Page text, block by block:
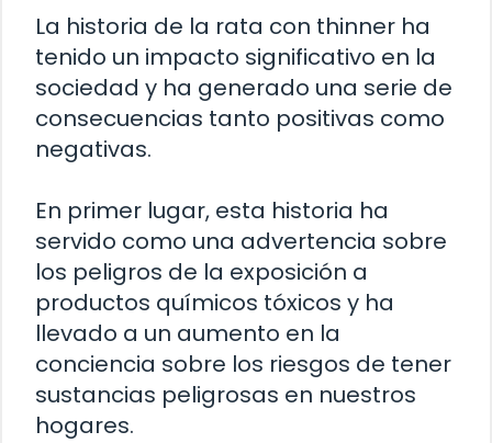
La historia de la rata con thinner ha
tenido un impacto significativo en la
sociedad y ha generado una serie de
consecuencias tanto positivas como
negativas.
En primer lugar, esta historia ha
servido como una advertencia sobre
los peligros de la exposición a
productos químicos tóxicos y ha
llevado a un aumento en la
conciencia sobre los riesgos de tener
sustancias peligrosas en nuestros
hogares.